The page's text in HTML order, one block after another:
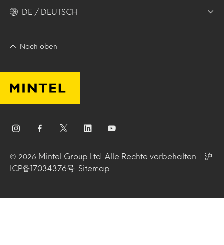
DE / DEUTSCH
Nach oben
© 2026 Mintel Group Ltd. Alle Rechte vorbehalten. | 沪
ICP备17034376号
Sitemap